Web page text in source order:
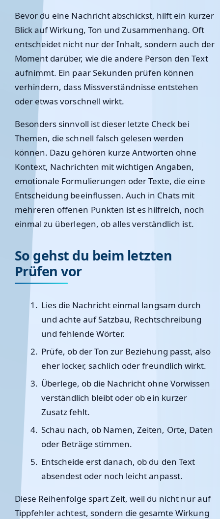
Bevor du eine Nachricht abschickst, hilft ein kurzer
Blick auf Wirkung, Ton und Zusammenhang. Oft
entscheidet nicht nur der Inhalt, sondern auch der
Moment darüber, wie die andere Person den Text
aufnimmt. Ein paar Sekunden prüfen können
verhindern, dass Missverständnisse entstehen
oder etwas vorschnell wirkt.
Besonders sinnvoll ist dieser letzte Check bei
Themen, die schnell falsch gelesen werden
können. Dazu gehören kurze Antworten ohne
Kontext, Nachrichten mit wichtigen Angaben,
emotionale Formulierungen oder Texte, die eine
Entscheidung beeinflussen. Auch in Chats mit
mehreren offenen Punkten ist es hilfreich, noch
einmal zu überlegen, ob alles verständlich ist.
So gehst du beim letzten
Prüfen vor
Lies die Nachricht einmal langsam durch
und achte auf Satzbau, Rechtschreibung
und fehlende Wörter.
Prüfe, ob der Ton zur Beziehung passt, also
eher locker, sachlich oder freundlich wirkt.
Überlege, ob die Nachricht ohne Vorwissen
verständlich bleibt oder ob ein kurzer
Zusatz fehlt.
Schau nach, ob Namen, Zeiten, Orte, Daten
oder Beträge stimmen.
Entscheide erst danach, ob du den Text
absendest oder noch leicht anpasst.
Diese Reihenfolge spart Zeit, weil du nicht nur auf
Tippfehler achtest, sondern die gesamte Wirkung